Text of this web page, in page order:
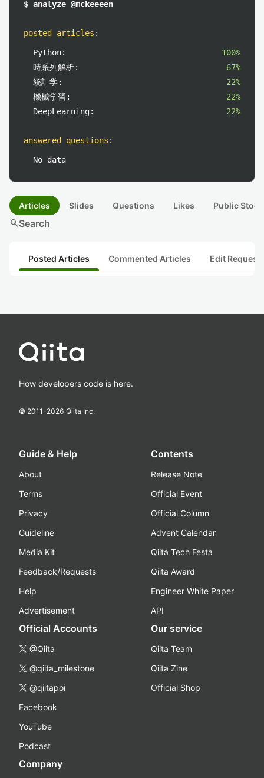
$ analyze @mckeeeen
posted articles :
Python:
100%
時系列解析:
67%
統計学:
22%
機械学習:
22%
DeepLearning:
22%
answered questions :
No data
Articles Slides Questions Likes Public
searchSearch
Posted Articles Commented Articles Edit
How developers code is here.
© 2011-2026 Qiita Inc.
Guide & Help
About
Terms
Privacy
Guideline
Media Kit
Feedback/Requests
Help
Advertisement
Contents
Release Note
Official Event
Official Column
Advent Calendar
Qiita Tech Festa
Qiita Award
Engineer White Paper
API
Official Accounts
@Qiita
@qiita_milestone
@qiitapoi
Facebook
YouTube
Podcast
Our service
Qiita Team
Qiita Zine
Official Shop
Company